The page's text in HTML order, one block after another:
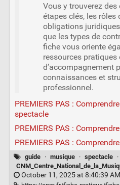
Vous y trouverez
étapes clés, les
obligations
que les types de
fiche vous oriente
ressources pratiques
d’accompagnement
connaissances et
professionnel.
PREMIERS PAS :
spectacle
PREMIERS PAS :
PREMIERS PAS :
guide · musique · spectacle ·
October 11, 2025 at 8:40:39 AM